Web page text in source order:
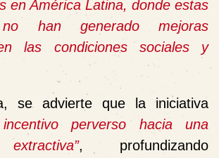
en América Latina, donde estas
no han generado mejoras
las condiciones sociales y
se advierte que la iniciativa
perverso hacia una
, profundizando